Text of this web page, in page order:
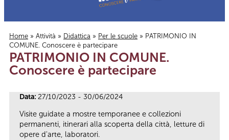
Tu sei qui
Home » Attività » Didattica » Per le scuole » PATRIMONIO IN
COMUNE. Conoscere è partecipare
PATRIMONIO IN COMUNE.
Conoscere è partecipare
Data: 27/10/2023 - 30/06/2024
Visite guidate a mostre temporanee e collezioni
permanenti, itinerari alla scoperta della città, letture di
opere d'arte, laboratori.